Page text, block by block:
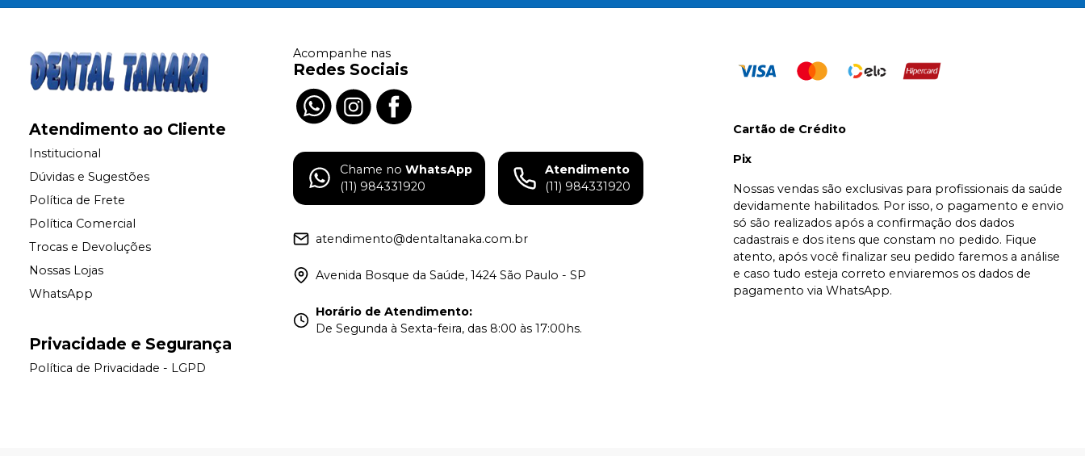
Atendimento ao Cliente
Institucional
Dúvidas e Sugestões
Política de Frete
Política Comercial
Trocas e Devoluções
Nossas Lojas
WhatsApp
Privacidade e Segurança
Política de Privacidade - LGPD
Acompanhe nas
Redes Sociais
Chame no WhatsApp
(11) 984331920
Atendimento
(11) 984331920
atendimento@dentaltanaka.com.br
Avenida Bosque da Saúde, 1424 São Paulo - SP
Horário de Atendimento:
De Segunda à Sexta-feira, das 8:00 às 17:00hs.
Cartão de Crédito
Pix
Nossas vendas são exclusivas para profissionais da saúde
devidamente habilitados. Por isso, o pagamento e envio
só são realizados após a confirmação dos dados
cadastrais e dos itens que constam no pedido. Fique
atento, após você finalizar seu pedido faremos a análise
e caso tudo esteja correto enviaremos os dados de
pagamento via WhatsApp.